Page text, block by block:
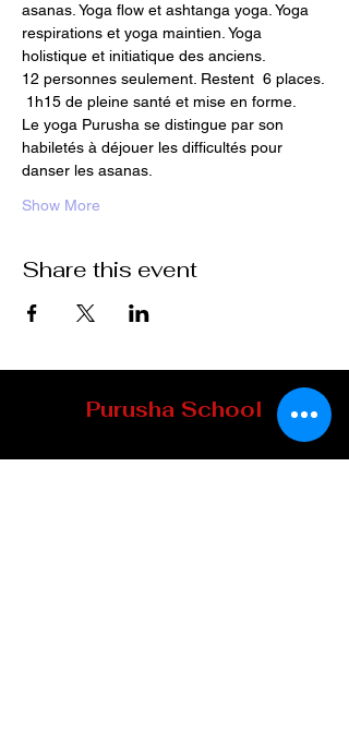
asanas. Yoga flow et ashtanga yoga. Yoga
respirations et yoga maintien. Yoga
holistique et initiatique des anciens.
12 personnes seulement. Restent  6 places.
1h15 de pleine santé et mise en forme.
Le yoga Purusha se distingue par son
habiletés à déjouer les difficultés pour
danser les asanas.
Show More
Share this event
Purusha School